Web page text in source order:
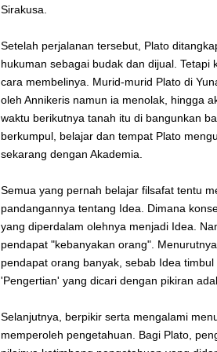
Sirakusa.
Setelah perjalanan tersebut, Plato
hukuman sebagai budak dan dijual.
cara membelinya. Murid-murid Plato di
oleh Annikeris namun ia menolak, hingga
waktu berikutnya tanah itu di bangunkan
berkumpul, belajar dan tempat Plato
sekarang dengan Akademia.
Semua yang pernah belajar filsafat tentu
pandangannya tentang Idea. Dimana
yang diperdalam olehnya menjadi Idea.
pendapat "kebanyakan orang".
pendapat orang banyak, sebab Idea
'Pengertian' yang dicari dengan pikiran
Selanjutnya, berpikir serta mengalami
memperoleh pengetahuan. Bagi Plato,